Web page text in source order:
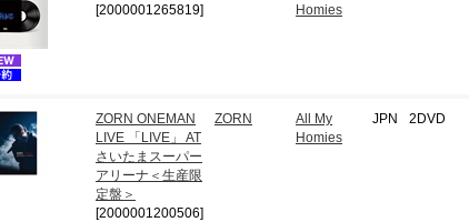
[2000001265819]
Homies
ZORN ONEMAN
LIVE 「LIVE」 AT
さいたまスーパー
アリーナ＜生産限
定盤＞
[2000001200506]
ZORN
All My
Homies
JPN 2DVD